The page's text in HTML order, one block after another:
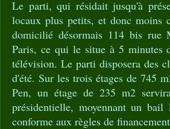
Le parti, qui résidait jusqu'à
locaux plus petits, et donc moins
domicilié désormais 114 bis rue
Paris, ce qui le situe à 5 minutes
télévision. Le parti disposera des
d'été. Sur les trois étages de 745
Pen, un étage de 235 m2
présidentielle, moyennant un
conforme aux règles de